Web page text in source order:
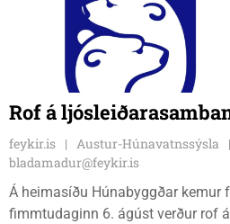
Rof á
feykir.is Austur-Húnavatnssýsla
bladamadur@feykir.is
Á heimasíðu Húnabyggðar kemur
fimmtudaginn 6. ágúst verður rof